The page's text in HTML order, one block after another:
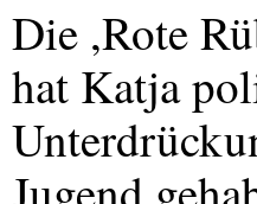
Die ,Rote
hat Katja